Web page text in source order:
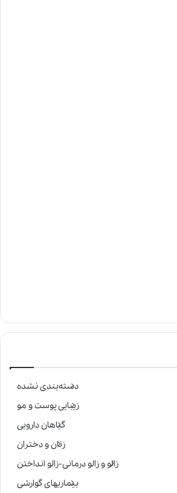
دسته‌بندی نشده
زیبایی پوست و مو
گیاهان دارویی
زنان و دختران
زالو و زالو درمانی-زالو انداختن
بیماریهای گوارشی